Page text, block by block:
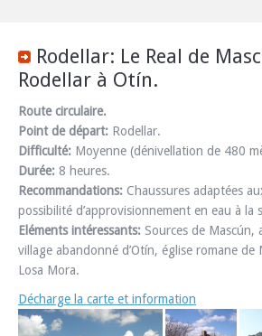
Rodellar: Le Real de
Rodellar à Otín.
Route circulaire.
Point de départ: Rodellar.
Difficulté: Moyenne (dénivellation de 480
Durée: 8 heures.
Recommandations: Chaussures adaptées
possibilité d’approvisionnement en eau à la
Eléments intéressants: Sources de Mascún,
village abandonné d’Otín, église romane de
Losa Mora.
Décharge la carte et information